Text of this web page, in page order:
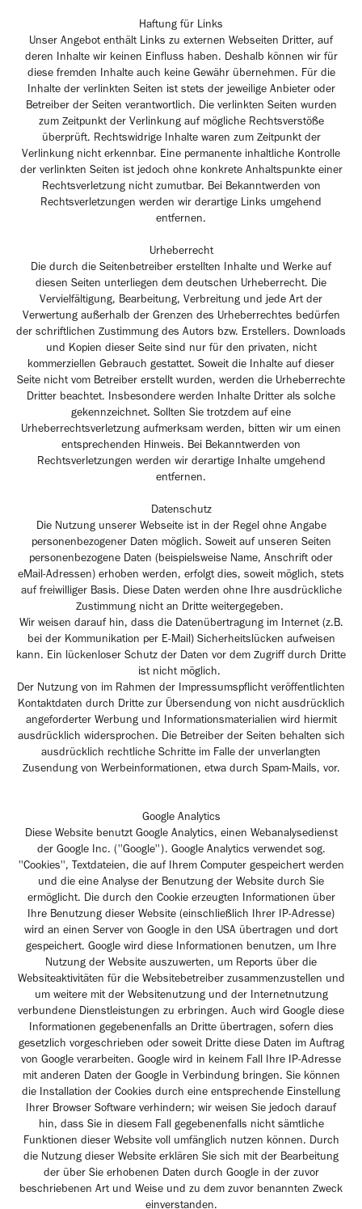
Haftung für Links
Unser Angebot enthält Links zu externen Webseiten Dritter, auf
deren Inhalte wir keinen Einfluss haben. Deshalb können wir für
diese fremden Inhalte auch keine Gewähr übernehmen. Für die
Inhalte der verlinkten Seiten ist stets der jeweilige Anbieter oder
Betreiber der Seiten verantwortlich. Die verlinkten Seiten wurden
zum Zeitpunkt der Verlinkung auf mögliche Rechtsverstöße
überprüft. Rechtswidrige Inhalte waren zum Zeitpunkt der
Verlinkung nicht erkennbar. Eine permanente inhaltliche Kontrolle
der verlinkten Seiten ist jedoch ohne konkrete Anhaltspunkte einer
Rechtsverletzung nicht zumutbar. Bei Bekanntwerden von
Rechtsverletzungen werden wir derartige Links umgehend
entfernen.
Urheberrecht
Die durch die Seitenbetreiber erstellten Inhalte und Werke auf
diesen Seiten unterliegen dem deutschen Urheberrecht. Die
Vervielfältigung, Bearbeitung, Verbreitung und jede Art der
Verwertung außerhalb der Grenzen des Urheberrechtes bedürfen
der schriftlichen Zustimmung des Autors bzw. Erstellers. Downloads
und Kopien dieser Seite sind nur für den privaten, nicht
kommerziellen Gebrauch gestattet. Soweit die Inhalte auf dieser
Seite nicht vom Betreiber erstellt wurden, werden die Urheberrechte
Dritter beachtet. Insbesondere werden Inhalte Dritter als solche
gekennzeichnet. Sollten Sie trotzdem auf eine
Urheberrechtsverletzung aufmerksam werden, bitten wir um einen
entsprechenden Hinweis. Bei Bekanntwerden von
Rechtsverletzungen werden wir derartige Inhalte umgehend
entfernen.
Datenschutz
Die Nutzung unserer Webseite ist in der Regel ohne Angabe
personenbezogener Daten möglich. Soweit auf unseren Seiten
personenbezogene Daten (beispielsweise Name, Anschrift oder
eMail-Adressen) erhoben werden, erfolgt dies, soweit möglich, stets
auf freiwilliger Basis. Diese Daten werden ohne Ihre ausdrückliche
Zustimmung nicht an Dritte weitergegeben.
Wir weisen darauf hin, dass die Datenübertragung im Internet (z.B.
bei der Kommunikation per E-Mail) Sicherheitslücken aufweisen
kann. Ein lückenloser Schutz der Daten vor dem Zugriff durch Dritte
ist nicht möglich.
Der Nutzung von im Rahmen der Impressumspflicht veröffentlichten
Kontaktdaten durch Dritte zur Übersendung von nicht ausdrücklich
angeforderter Werbung und Informationsmaterialien wird hiermit
ausdrücklich widersprochen. Die Betreiber der Seiten behalten sich
ausdrücklich rechtliche Schritte im Falle der unverlangten
Zusendung von Werbeinformationen, etwa durch Spam-Mails, vor.
Google Analytics
Diese Website benutzt Google Analytics, einen Webanalysedienst
der Google Inc. (''Google''). Google Analytics verwendet sog.
''Cookies'', Textdateien, die auf Ihrem Computer gespeichert werden
und die eine Analyse der Benutzung der Website durch Sie
ermöglicht. Die durch den Cookie erzeugten Informationen über
Ihre Benutzung dieser Website (einschließlich Ihrer IP-Adresse)
wird an einen Server von Google in den USA übertragen und dort
gespeichert. Google wird diese Informationen benutzen, um Ihre
Nutzung der Website auszuwerten, um Reports über die
Websiteaktivitäten für die Websitebetreiber zusammenzustellen und
um weitere mit der Websitenutzung und der Internetnutzung
verbundene Dienstleistungen zu erbringen. Auch wird Google diese
Informationen gegebenenfalls an Dritte übertragen, sofern dies
gesetzlich vorgeschrieben oder soweit Dritte diese Daten im Auftrag
von Google verarbeiten. Google wird in keinem Fall Ihre IP-Adresse
mit anderen Daten der Google in Verbindung bringen. Sie können
die Installation der Cookies durch eine entsprechende Einstellung
Ihrer Browser Software verhindern; wir weisen Sie jedoch darauf
hin, dass Sie in diesem Fall gegebenenfalls nicht sämtliche
Funktionen dieser Website voll umfänglich nutzen können. Durch
die Nutzung dieser Website erklären Sie sich mit der Bearbeitung
der über Sie erhobenen Daten durch Google in der zuvor
beschriebenen Art und Weise und zu dem zuvor benannten Zweck
einverstanden.